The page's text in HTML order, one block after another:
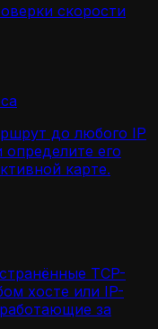
скорости
до любого IP
его
карте.
TCP-
хосте или IP-
за